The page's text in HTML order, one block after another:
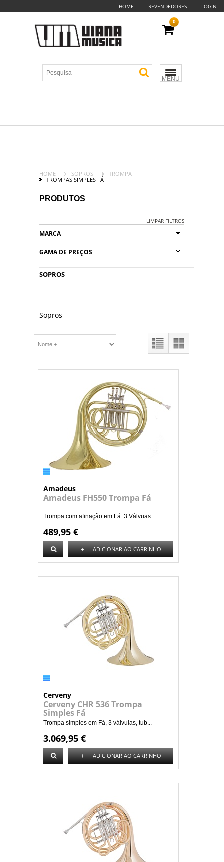
HOME REVENDEDORES LOGIN
MENU
0
HOME SOPROS
TROMPA
TROMPAS SIMPLES FÁ
PRODUTOS
LIMPAR FILTROS
MARCA
GAMA DE PREÇOS
SOPROS
Sopros
Amadeus
Amadeus FH550 Trompa Fá
Trompa com afinação em Fá. 3 Válvuas....
489,95 €
+ ADICIONAR AO CARRINHO
Cerveny
Cerveny CHR 536 Trompa
Simples Fá
Trompa simples em Fá, 3 válvulas, tub...
3.069,95 €
+ ADICIONAR AO CARRINHO